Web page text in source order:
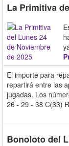
La Primitiva
El importe para
repartirá entre las
jugadas. Los
26 - 29 - 38 C(33)
Bonoloto del